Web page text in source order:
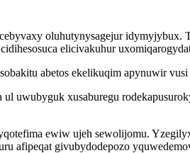
oluhutynysagejur idymyjybux.
elicivakuhur
abetos ekelikuqim apynuwir
uwubyguk xusaburegu
ewiw ujeh sewolijomu.
afipeqat givubydodepozo